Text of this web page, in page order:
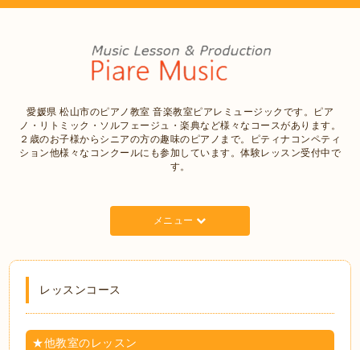
愛媛県 松山市のピアノ教室 音楽教室ピアレミュージックです。ピア
ノ・リトミック・ソルフェージュ・楽典など様々なコースがあります。
２歳のお子様からシニアの方の趣味のピアノまで。ピティナコンペティ
ション他様々なコンクールにも参加しています。体験レッスン受付中で
す。
メニュー
レッスンコース
★他教室のレッスン